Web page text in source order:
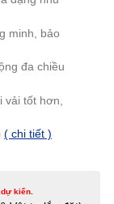
minh, bảo
đa chiều
tốt hơn,
( chi tiết )
kiến.